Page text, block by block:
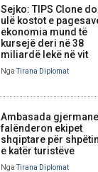
Sejko: TIPS Clone
ulë kostot e
ekonomia mund të
kursejë deri në 38
miliardë lekë në vit
NgaTirana Diplomat
Ambasada gjermane
falënderon ekipet
shqiptare për
e katër turistëve
NgaTirana Diplomat